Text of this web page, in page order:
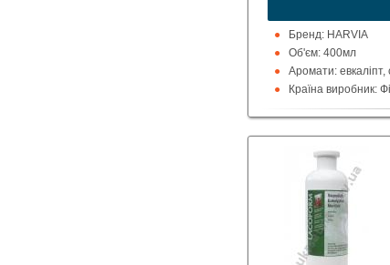
Бренд: HARVIA
Об'єм: 400мл
Аромати:
Країна виробник: